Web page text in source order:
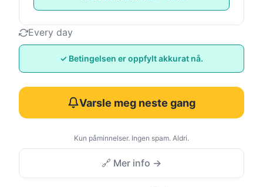
Every day
✓ Betingelsen er oppfylt akkurat nå.
Varsle meg neste gang
Kun påminnelser. Ingen spam. Aldri.
🔗 Mer info →